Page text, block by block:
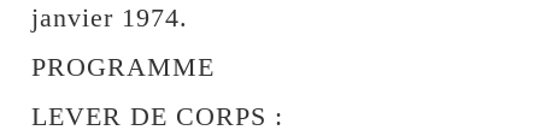
janvier 1974.
PROGRAMME
LEVER DE CORPS :